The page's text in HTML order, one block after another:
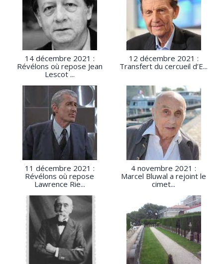
14 décembre 2021 :
Révélons où repose Jean
Lescot ...
12 décembre 2021 :
Transfert du cercueil d’E...
11 décembre 2021 :
Révélons où repose
Lawrence Rie...
4 novembre 2021 :
Marcel Bluwal a rejoint le
cimet...